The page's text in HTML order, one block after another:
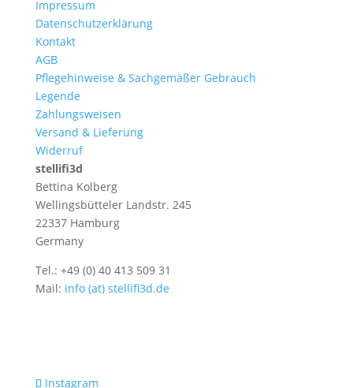
Impressum
Datenschutzerklärung
Kontakt
AGB
Pflegehinweise & Sachgemäßer Gebrauch
Legende
Zahlungsweisen
Versand & Lieferung
Widerruf
stellifi3d
Bettina Kolberg
Wellingsbütteler Landstr. 245
22337 Hamburg
Germany
Tel.: +49 (0) 40 413 509 31
Mail: info (at) stellifi3d.de
Instagram